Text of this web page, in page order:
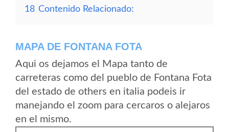
18 Contenido Relacionado:
MAPA DE FONTANA FOTA
Aqui os dejamos el Mapa tanto de
carreteras como del pueblo de Fontana Fota
del estado de others en italia podeis ir
manejando el zoom para cercaros o alejaros
en el mismo.